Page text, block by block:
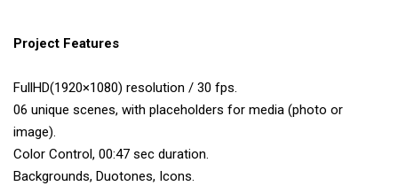
Project Features
FullHD(1920×1080) resolution / 30 fps.
06 unique scenes, with placeholders for media (photo or
image).
Color Control, 00:47 sec duration.
Backgrounds, Duotones, Icons.